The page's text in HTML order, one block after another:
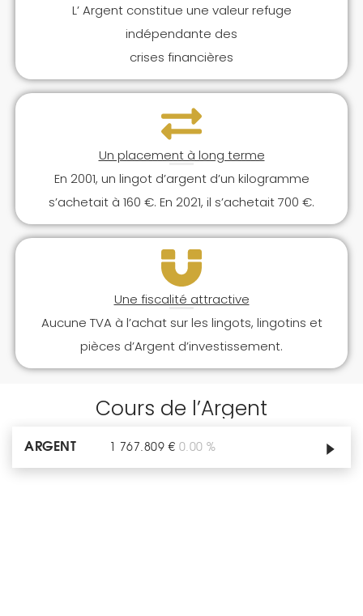
L’ Argent constitue une valeur refuge
indépendante des
crises financières
Un placement à long terme
En 2001, un lingot d’argent d’un kilogramme
s’achetait à 160 €. En 2021, il s’achetait 700 €.
Une fiscalité attractive
Aucune TVA à l’achat sur les lingots, lingotins et
pièces d’Argent d’investissement.
Cours de l’Argent